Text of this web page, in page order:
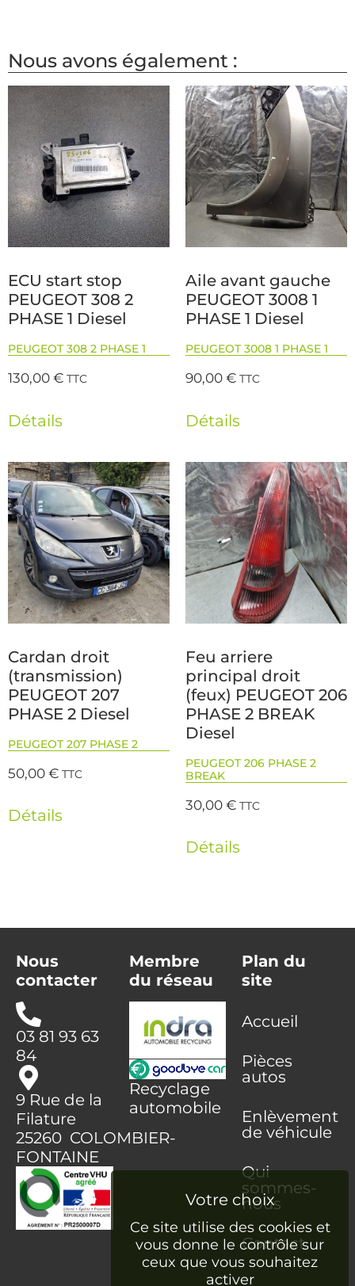
Nous avons également :
ECU start stop
PEUGEOT 308 2
PHASE 1 Diesel
PEUGEOT 308 2 PHASE 1
130,00€ TTC
Détails
Aile avant gauche
PEUGEOT 3008 1
PHASE 1 Diesel
PEUGEOT 3008 1 PHASE 1
90,00€ TTC
Détails
Cardan droit
(transmission)
PEUGEOT 207
PHASE 2 Diesel
PEUGEOT 207 PHASE 2
50,00€ TTC
Détails
Feu arriere
principal droit
(feux) PEUGEOT 206
PHASE 2 BREAK
Diesel
PEUGEOT 206 PHASE 2
BREAK
30,00€ TTC
Détails
Nous
contacter
03 81 93 63
84
9 Rue de la
Filature
25260 COLOMBIER-
FONTAINE
Membre
du réseau
Recyclage
automobile
Plan du
site
Accueil
Pièces
autos
Enlèvement
de véhicule
Qui
sommes-
nous
Contact
Ce site utilise des cookies et
vous donne le contrôle sur
ceux que vous souhaitez
activer